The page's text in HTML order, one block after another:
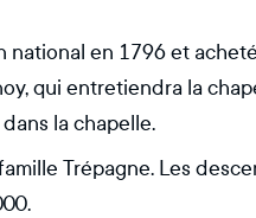
national en 1796 et
qui entretiendra la
la chapelle.
Trépagne. Les